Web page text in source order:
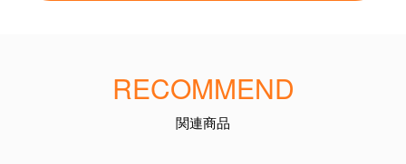
RECOMMEND
関連商品